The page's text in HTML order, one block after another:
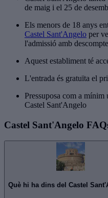
de maig i el 25 de
Els menors de 18 anys
Castel Sant'Angelo per
l'admissió amb descompte
Aquest establiment té
L'entrada és gratuïta el
Pressuposa com a mínim
Castel Sant'Angelo
Castel Sant'Angelo
Què hi ha dins del Castel